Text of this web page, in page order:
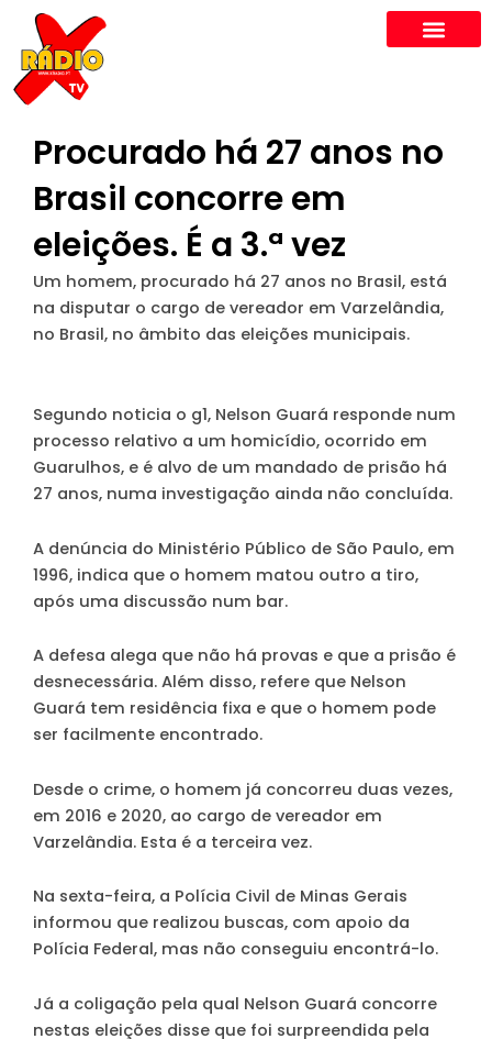
content
Procurado há 27 anos no
Brasil concorre em
eleições. É a 3.ª vez
Um homem, procurado há 27 anos no Brasil, está
na disputar o cargo de vereador em Varzelândia,
no Brasil, no âmbito das eleições municipais.
Segundo noticia o g1, Nelson Guará responde num
processo relativo a um homicídio, ocorrido em
Guarulhos, e é alvo de um mandado de prisão há
27 anos, numa investigação ainda não concluída.
A denúncia do Ministério Público de São Paulo, em
1996, indica que o homem matou outro a tiro,
após uma discussão num bar.
A defesa alega que não há provas e que a prisão é
desnecessária. Além disso, refere que Nelson
Guará tem residência fixa e que o homem pode
ser facilmente encontrado.
Desde o crime, o homem já concorreu duas vezes,
em 2016 e 2020, ao cargo de vereador em
Varzelândia. Esta é a terceira vez.
Na sexta-feira, a Polícia Civil de Minas Gerais
informou que realizou buscas, com apoio da
Polícia Federal, mas não conseguiu encontrá-lo.
Já a coligação pela qual Nelson Guará concorre
nestas eleições disse que foi surpreendida pela